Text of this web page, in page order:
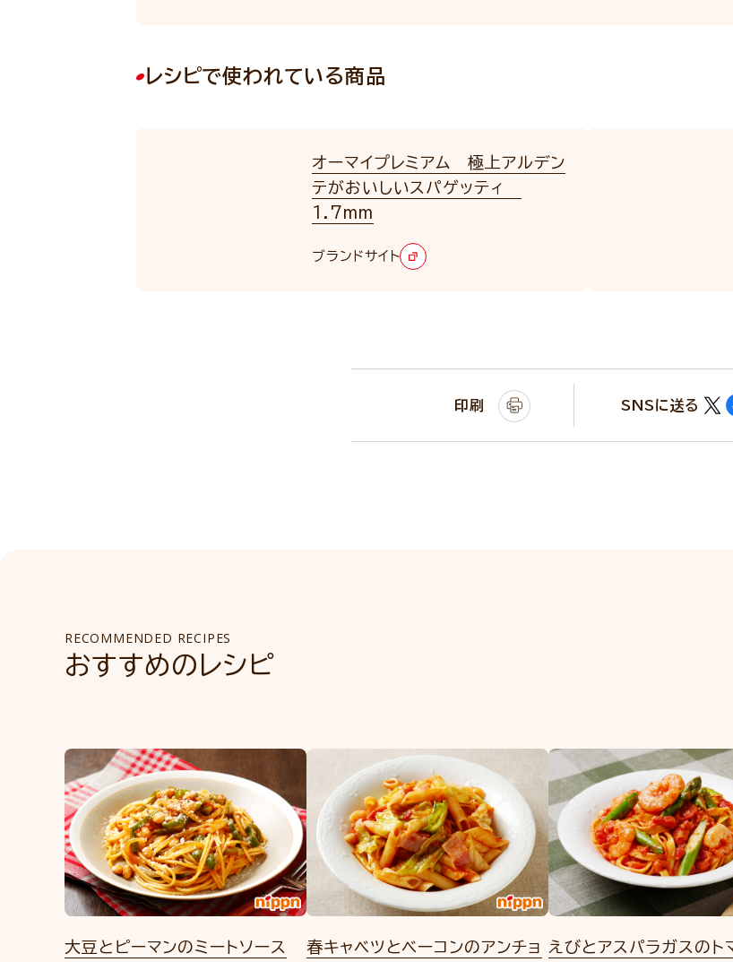
レシピで使われている商品
オーマイプレミアム 極上アルデン
テがおいしいスパゲッティ
1.7mm
ブランドサイト
印刷 SNSに送る
RECOMMENDED RECIPES
おすすめのレシピ
大豆とピーマンのミートソース
春キャベツとベーコンのアンチョ
えびとアスパラガスのト